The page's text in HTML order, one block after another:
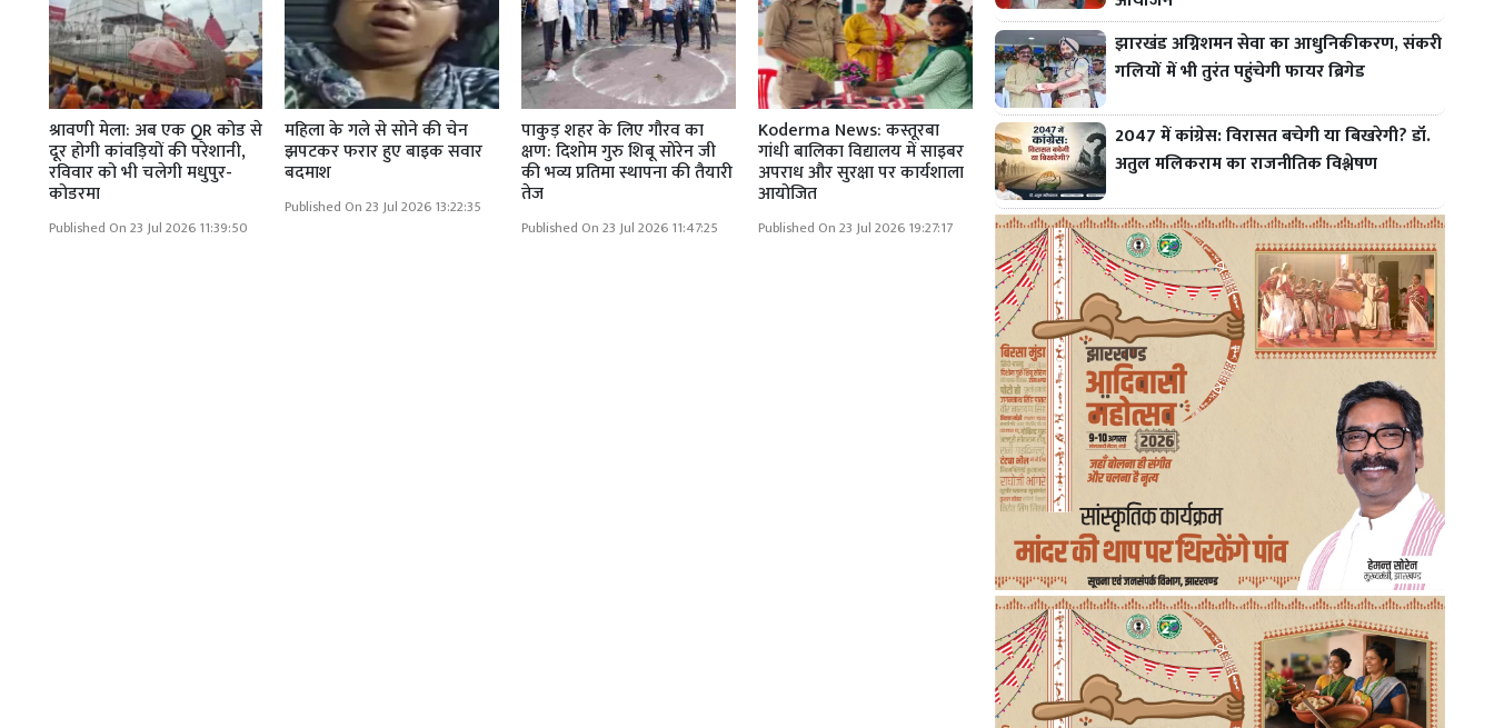
श्रावणी मेला: अब एक QR कोड से
दूर होगी कांवड़ियों की परेशानी,
रविवार को भी चलेगी मधुपुर-
कोडरमा
Published On 23 Jul 2026 11:39:50
महिला के गले से सोने की चेन
झपटकर फरार हुए बाइक सवार
बदमाश
Published On 23 Jul 2026 13:22:35
पाकुड़ शहर के लिए गौरव का
क्षण: दिशोम गुरु शिबू सोरेन जी
की भव्य प्रतिमा स्थापना की तैयारी
तेज
Published On 23 Jul 2026 11:47:25
Koderma News: कस्तूरबा
गांधी बालिका विद्यालय में साइबर
अपराध और सुरक्षा पर कार्यशाला
आयोजित
Published On 23 Jul 2026 19:27:17
झारखंड अग्निशमन सेवा का आधुनिकीकरण, संकरी
गलियों में भी तुरंत पहुंचेगी फायर ब्रिगेड
2047 में कांग्रेस: विरासत बचेगी या बिखरेगी? डॉ.
अतुल मलिकराम का राजनीतिक विश्लेषण